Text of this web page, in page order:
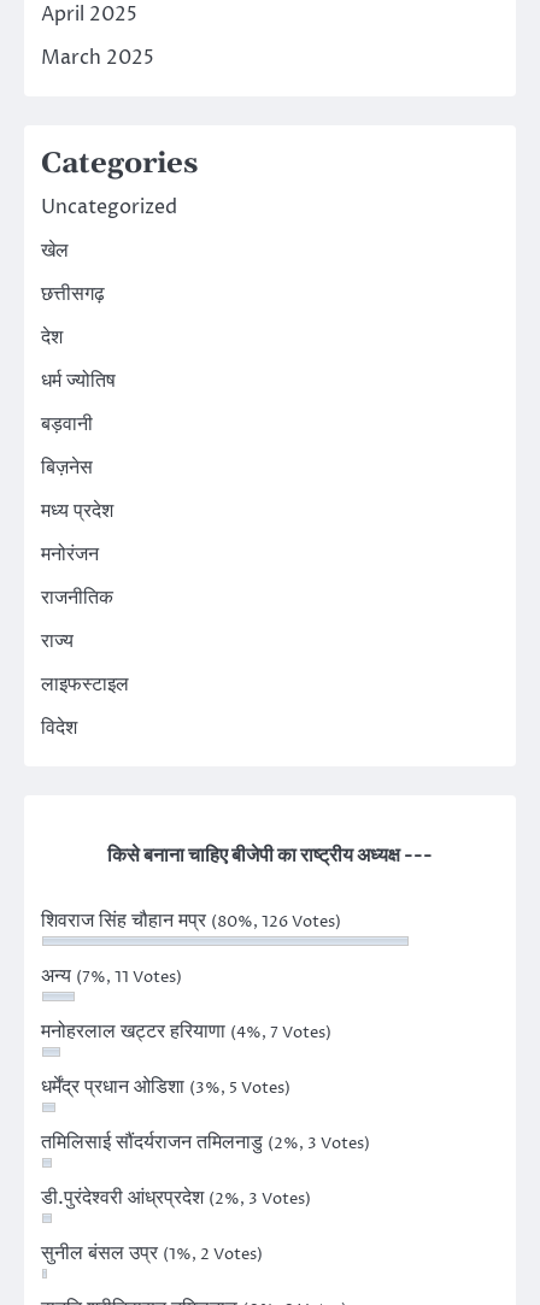
April 2025
March 2025
Categories
Uncategorized
खेल
छत्तीसगढ़
देश
धर्म ज्योतिष
बड़वानी
बिज़नेस
मध्य प्रदेश
मनोरंजन
राजनीतिक
राज्य
लाइफस्टाइल
विदेश
किसे बनाना चाहिए बीजेपी का राष्ट्रीय अध्यक्ष ---
शिवराज सिंह चौहान मप्र (80%, 126 Votes)
अन्य (7%, 11 Votes)
मनोहरलाल खट्टर हरियाणा (4%, 7 Votes)
धर्मेंद्र प्रधान ओडिशा (3%, 5 Votes)
तमिलिसाई सौंदर्यराजन तमिलनाडु (2%, 3 Votes)
डी.पुरंदेश्वरी आंध्रप्रदेश (2%, 3 Votes)
सुनील बंसल उप्र (1%, 2 Votes)